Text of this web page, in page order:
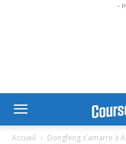
-
Accueil Dongfeng s´amarre à